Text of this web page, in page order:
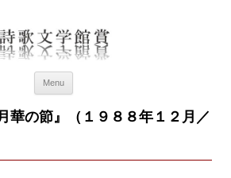
Menu
華の節』（１９８８年１２月／